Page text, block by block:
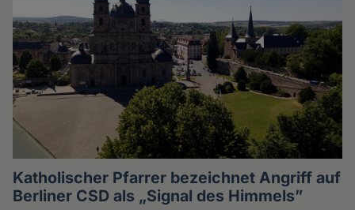
Katholischer Pfarrer bezeichnet Angriff auf
Berliner CSD als „Signal des Himmels”